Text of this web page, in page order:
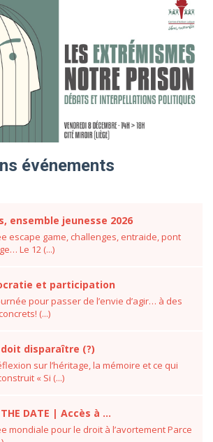
événements
ensemble jeunesse 2026
escape game, challenges, entraide, pont
Le 12 (...)
et participation
pour passer de l’envie d’agir… à des
(...)
disparaître (?)
sur l’héritage, la mémoire et ce qui
« Si (...)
THE DATE | Accès à ...
mondiale pour le droit à l’avortement Parce